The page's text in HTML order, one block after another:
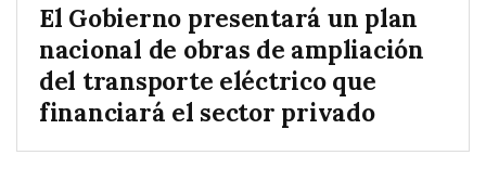
El Gobierno presentará un plan
nacional de obras de ampliación
del transporte eléctrico que
financiará el sector privado